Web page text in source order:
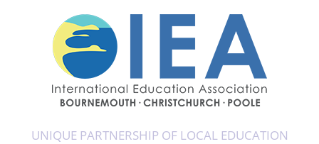
UNIQUE PARTNERSHIP OF LOCAL EDUCATION